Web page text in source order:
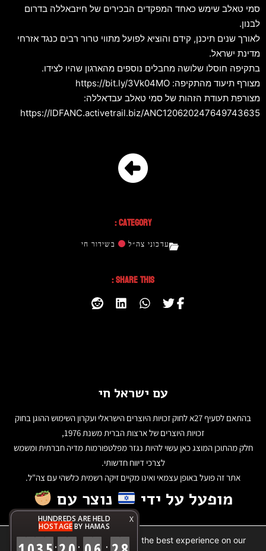
X
HUNDREDS ARE HELD
HOSTAGEBY HAMAS
סמי טאלב שימש כאחד המפקדים הבכירים של חיזבאללה בדרום
לבנון.
לאורך שנים תיכנן, קידם והוציא לפועל מתווי טרור רבים כנגד אזרחי
מדינת ישראל.
בתקיפה חוסלו שלושה מחבלים נוספים מהארגון שהיו לצידו.
מצורף תיעוד מהתקיפה: https://bit.ly/3Vk04MO
מצורפת תעודת הזהות של סמי טאלב עבדאללה:
https://IDFANC.activetrail.biz/ANC120620247649743635
Category :
עדכוני צה״ל בשידור חי
Share This :
עם ישראל חי
בהתאם לסעיף 27א לחוק זכויות היוצרים הישראלי ועקרון השימוש ההוגן בחוק
זכויות היוצרים של ארצות הברית משנת 1976,
חלק מהתוכן המוצג כאן עשוי להיות נגזר מפלטפורמות מדיה חברתית ומשמש
לצרכי דיווח חדשותי.
אתר זה פועל באופן עצמאי ואינו מקיים זיקה רשמית כלשהי עם צה"ל.
מופעל על ידי נוצר עם
We are using cookies to give you the best experience on our